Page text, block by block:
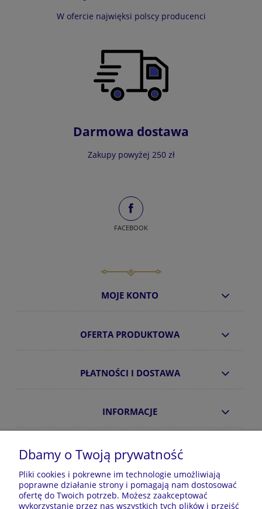
W ofercie najwięksi polscy producenci
Darmowa dostawa
Zakupy powyżej 250 zł
FACEBOOK
MOJE KONTO
OFERTA PRODUKTOWA
PŁATNOŚCI I DOSTAWA
INFORMACJE
O NAS
Sklep z piżamami Kraina Piżam | Plac Zwycięstwa 7, 28-
100 Busko-Zdrój | E-mail: krainapizam@gmail.com | Tel.
Dbamy o Twoją prywatność
Pliki cookies i pokrewne im technologie umożliwiają
poprawne działanie strony i pomagają nam dostosować
ofertę do Twoich potrzeb. Możesz zaakceptować
wykorzystanie przez nas wszystkich tych plików i przejść